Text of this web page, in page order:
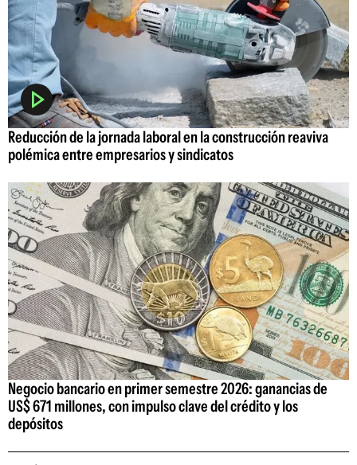
Reducción de la jornada laboral en la construcción reaviva
polémica entre empresarios y sindicatos
Negocio bancario en primer semestre 2026: ganancias de
US$ 671 millones, con impulso clave del crédito y los
depósitos